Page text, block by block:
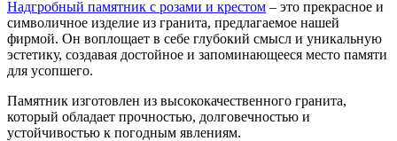
Надгробный памятник с розами и крестом – это прекрасное и
символичное изделие из гранита, предлагаемое нашей
фирмой. Он воплощает в себе глубокий смысл и уникальную
эстетику, создавая достойное и запоминающееся место памяти
для усопшего.
Памятник изготовлен из высококачественного гранита,
который обладает прочностью, долговечностью и
устойчивостью к погодным явлениям.